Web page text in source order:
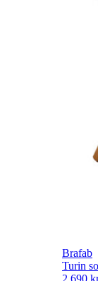
Brafab
Turin
2 690